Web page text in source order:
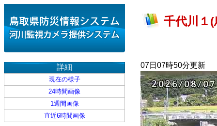
詳細
現在の様子
24時間画像
1週間画像
直近6時間画像
千代川１
07日07時50分更新